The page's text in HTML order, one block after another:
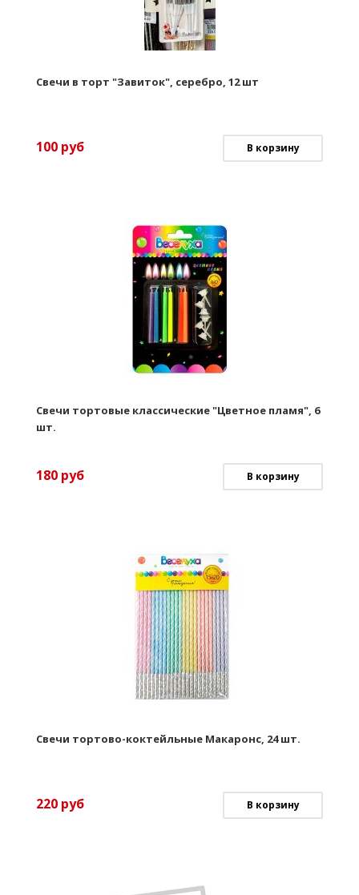
Свечи в торт "Завиток", серебро, 12 шт
100 руб В корзину
Свечи тортовые классические "Цветное пламя", 6
шт.
180 руб В корзину
Свечи тортово-коктейльные Макаронс, 24 шт.
220 руб В корзину